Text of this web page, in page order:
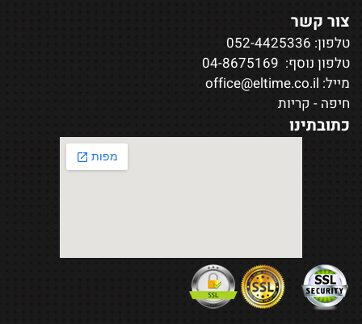
צור קשר
טלפון: 052-4425336
טלפון נוסף: 04-8675169
מייל: office@eltime.co.il
חיפה - קריות
כתובתינו